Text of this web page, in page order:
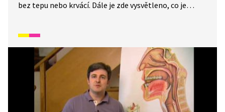
bez tepu nebo krvácí. Dále je zde vysvětleno, co je